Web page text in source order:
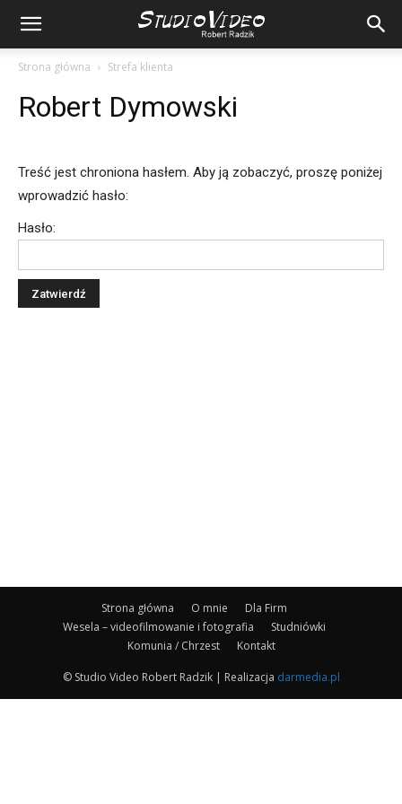
Strona główna Strefa klienta
Robert Dymowski
Treść jest chroniona hasłem. Aby ją zobaczyć, proszę poniżej
wprowadzić hasło:
Hasło:
Strona główna O mnie
Dla Firm
Wesela – videofilmowanie i fotografia
Studniówki
Komunia / Chrzest
Kontakt
© Studio Video Robert Radzik | Realizacja darmedia.pl